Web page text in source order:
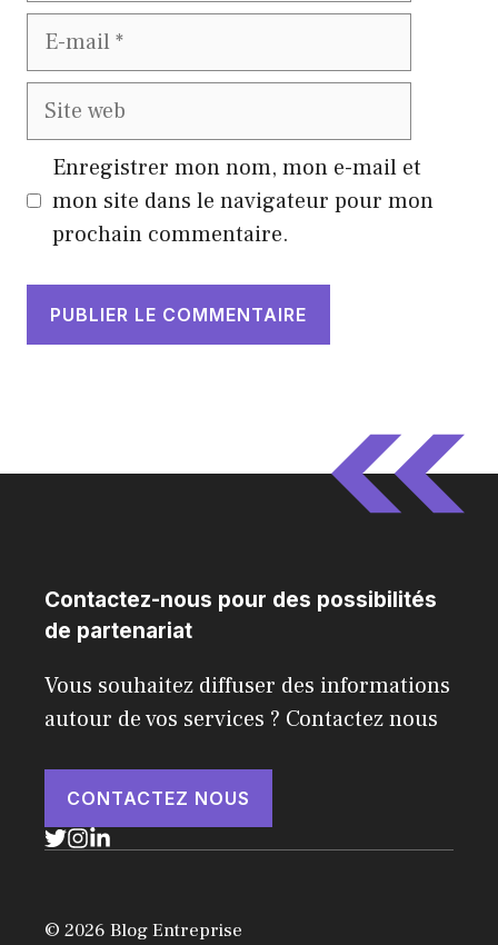
E-
Site
Enregistrer mon nom, mon e-mail et
mon site dans le navigateur pour mon
prochain commentaire.
Contactez-nous pour des possibilités
de partenariat
Vous souhaitez diffuser des informations
autour de vos services ? Contactez nous
CONTACTEZ NOUS
© 2026 Blog Entreprise